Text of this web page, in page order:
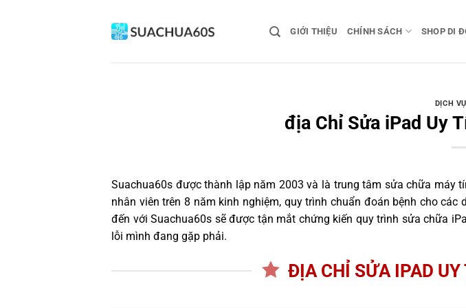
GIỚI THIỆU CHÍNH SÁCH SHOP DI
DỊCH VỤ
địa Chỉ Sửa iPad Uy
Suachua60s được thành lập năm 2003 và là trung tâm sửa chữa máy
nhân viên trên 8 năm kinh nghiệm, quy trình chuẩn đoán bệnh cho
đến với Suachua60s sẽ được tận mắt chứng kiến quy trình sửa chữa
lỗi mình đang gặp phải.
ĐỊA CHỈ SỬA IPAD